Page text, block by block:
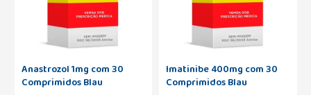
Anastrozol 1mg com 30
Comprimidos Blau
Imatinibe 400mg com 30
Comprimidos Blau